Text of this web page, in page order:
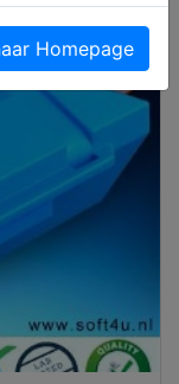
Homepage